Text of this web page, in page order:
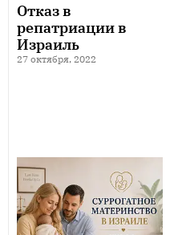
Отказ в
репатриации в
Израиль
27 октября, 2022